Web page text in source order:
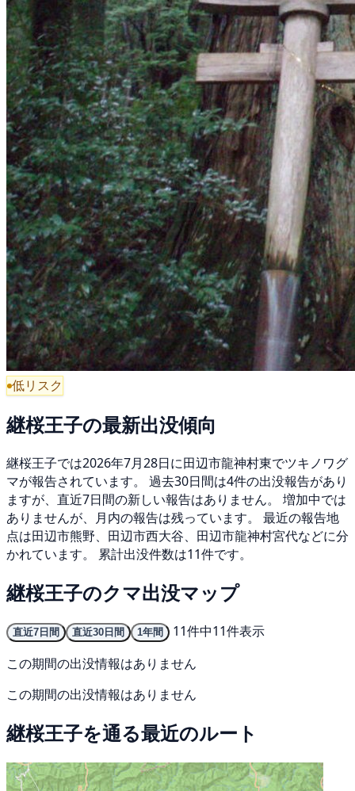
低リスク
継桜王子の最新出没傾向
継桜王子では2026年7月28日に田辺市龍神村東でツキノワグ
マが報告されています。 過去30日間は4件の出没報告があり
ますが、直近7日間の新しい報告はありません。 増加中では
ありませんが、月内の報告は残っています。 最近の報告地
点は田辺市熊野、田辺市西大谷、田辺市龍神村宮代などに分
かれています。 累計出没件数は11件です。
継桜王子のクマ出没マップ
直近7日間 直近30日間 1年間
11件中11件表示
この期間の出没情報はありません
この期間の出没情報はありません
継桜王子を通る最近のルート